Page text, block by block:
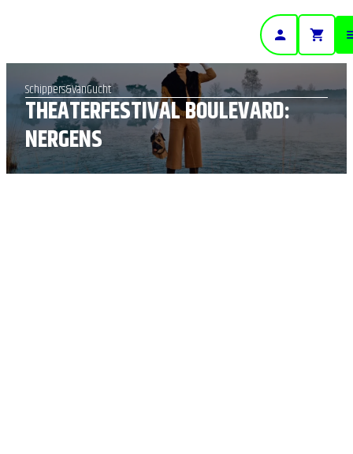
THEATERFESTIVAL BOULEVARD:
NERGENS
Schippers&VanGucht